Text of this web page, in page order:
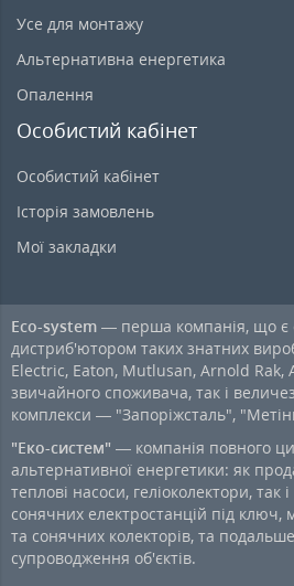
Усе для монтажу
Альтернативна енергетика
Опалення
Особистий кабінет
Особистий кабінет
Історія замовлень
Мої закладки
Eco-system — перша компанія, що є
дистриб'ютором таких знатних
Electric, Eaton, Mutlusan, Arnold Rak,
звичайного споживача, так і
комплекси — "Запоріжсталь",
"Еко-систем" — компанія повного
альтернативної енергетики: як
теплові насоси, геліоколектори, так
сонячних електростанцій під ключ,
та сонячних колекторів, та
супроводження об'єктів.